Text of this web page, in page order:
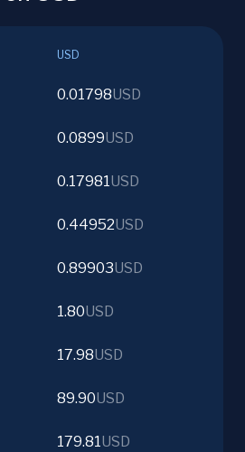
USD
0.01798USD
0.0899USD
0.17981USD
0.44952USD
0.89903USD
1.80USD
17.98USD
89.90USD
179.81USD